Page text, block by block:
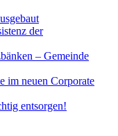
der
– Gemeinde
im neuen Corporate
entsorgen!